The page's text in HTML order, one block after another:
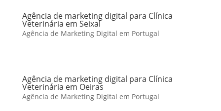
Agência de marketing digital para Clínica
Veterinária em Seixal
Agência de Marketing Digital em Portugal
Agência de marketing digital para Clínica
Veterinária em Oeiras
Agência de Marketing Digital em Portugal